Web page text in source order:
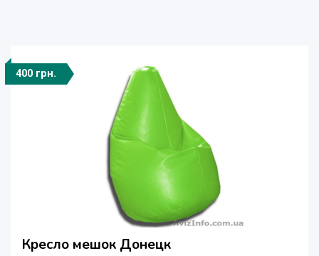
400 грн.
Кресло мешок Донецк